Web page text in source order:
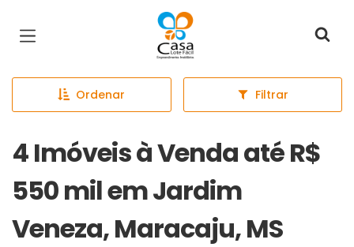
Página inicial
Ordenar Filtrar
4 Imóveis à Venda até R$
550 mil em Jardim
Veneza, Maracaju, MS